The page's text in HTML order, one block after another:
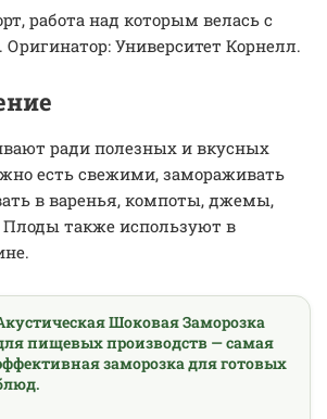
работа над которым велась с
Оригинатор: Университет Корнелл.
ради полезных и вкусных
есть свежими, замораживать
в варенья, компоты, джемы,
Плоды также используют в
Шоковая Заморозка
пищевых производств — самая
заморозка для готовых